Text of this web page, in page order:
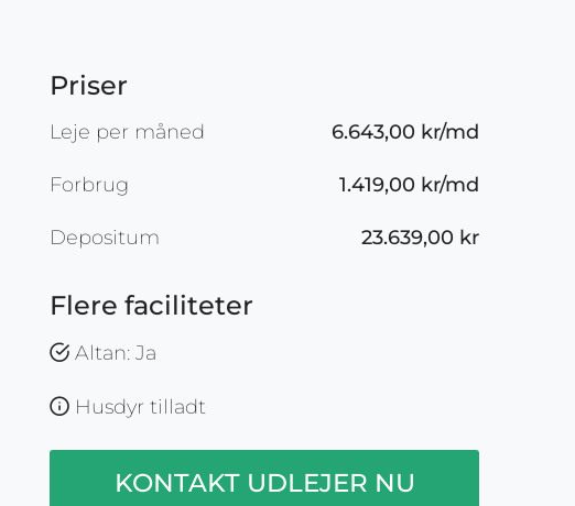
Priser
Leje per måned 6.643,00 kr/md
Forbrug 1.419,00 kr/md
Depositum 23.639,00 kr
Flere faciliteter
Altan: Ja
Husdyr tilladt
KONTAKT UDLEJER NU